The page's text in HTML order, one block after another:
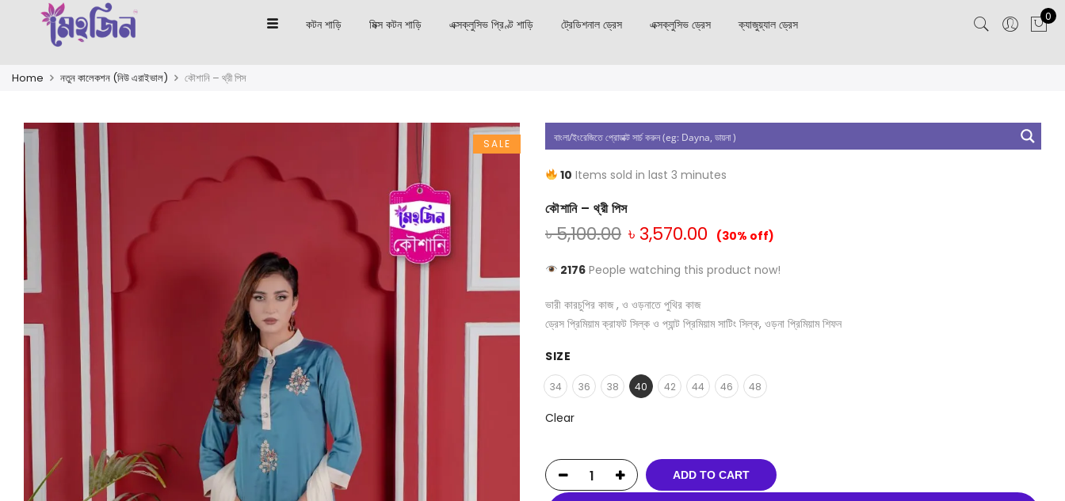
কটন শাড়ি মিক্স কটন শাড়ি এক্সক্লুসিভ প্রিণ্ট শাড়ি ট্রেডিশনাল ড্রেস এক্সক্লুসিভ ড্রেস ক্যাজুয়্যাল ড্রেস
0
Home নতুন কালেকশন (নিউ এরাইভাল) কৌশানি – থ্রী পিস
SALE
10 Items sold in last 3 minutes
কৌশানি – থ্রী পিস
৳5,100.00 ৳ 3,570.00 (30% off)
2176People watching this product now!
ভারী কারচুপির কাজ , ও ওড়নাতে পুথির কাজ
ড্রেস প্রিমিয়াম ক্রাফট সিল্ক ও প্যান্ট প্রিমিয়াম সাটিং সিল্ক, ওড়না প্রিমিয়াম শিফন
SIZE
34 36 38 40 42 44 46 48
Clear
ADD TO CART